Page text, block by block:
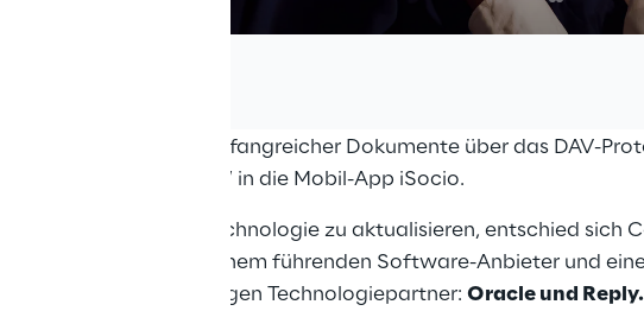
wirkt und den Benutzern die Navigation im Portal erleichtert;
zum Hochladen umfangreicher Dokumente über das DAV-
des Portals CWW in die Mobil-App iSocio.
veraltete Technologie zu aktualisieren, entschied sich
Kombination aus einem führenden Software-Anbieter und
und zuverlässigen Technologiepartner: Oracle und Reply.